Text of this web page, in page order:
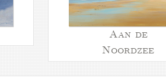
Aan de
Noordzee